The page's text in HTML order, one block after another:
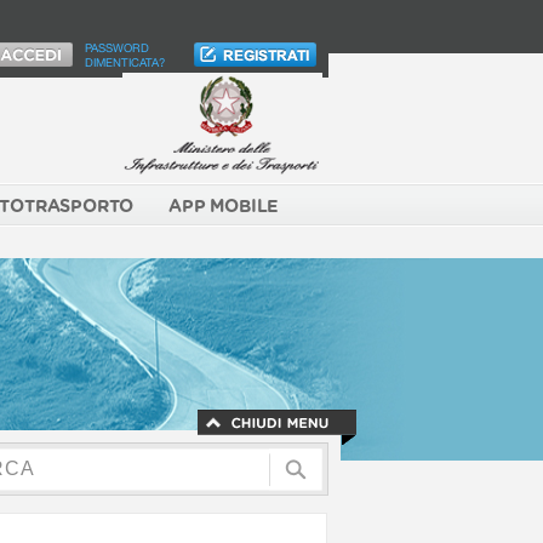
PASSWORD
DIMENTICATA?
APP MOBILE